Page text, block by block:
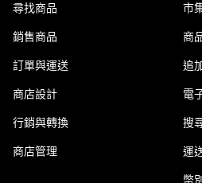
尋找商品
銷售商品
訂單與運送
商店設計
行銷與轉換
商店管理
市
商
追
電
搜
運
幣